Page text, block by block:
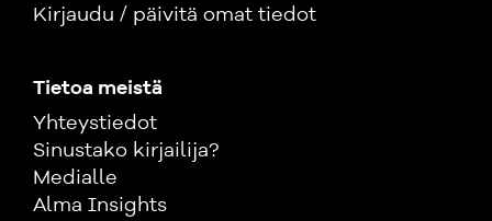
Kirjaudu / päivitä omat tiedot
Tietoa meistä
Yhteystiedot
Sinustako kirjailija?
Medialle
Alma Insights